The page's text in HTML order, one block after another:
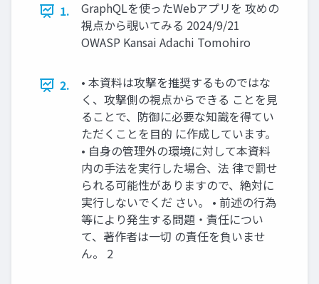
1.
GraphQLを使ったWebアプリを 攻めの
視点から覗いてみる 2024/9/21
OWASP Kansai Adachi Tomohiro
2.
• 本資料は攻撃を推奨するものではな
く、攻撃側の視点からできる ことを⾒
ることで、防御に必要な知識を得てい
ただくことを⽬的 に作成しています。
• ⾃⾝の管理外の環境に対して本資料
内の⼿法を実⾏した場合、法 律で罰せ
られる可能性がありますので、絶対に
実⾏しないでくだ さい。 • 前述の⾏為
等により発⽣する問題・責任につい
て、著作者は⼀切 の責任を負いませ
ん。 2